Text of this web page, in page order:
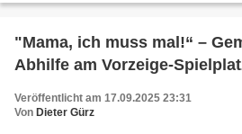
"Mama, ich muss mal!“ –
Abhilfe am Vorzeige-
Veröffentlicht am 17.09.2025 23:31
Von Dieter Gürz